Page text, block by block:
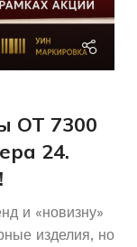
ОТ 7300
24.
и «новизну»
изделия, но